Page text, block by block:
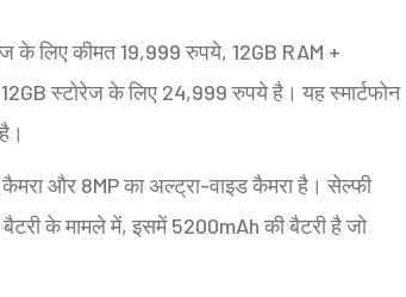
के लिए कीमत 19,999 रुपये, 12GB RAM +
स्टोरेज के लिए 24,999 रुपये है। यह स्मार्टफोन
और 8MP का अल्ट्रा-वाइड कैमरा है। सेल्फी
के मामले में, इसमें 5200mAh की बैटरी है जो